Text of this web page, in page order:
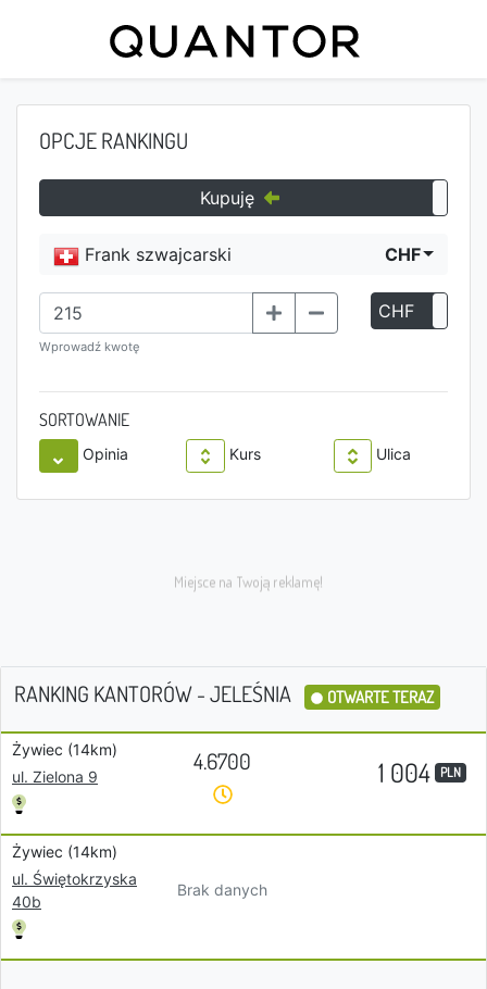
OPCJE RANKINGU
Kupuję
Frank szwajcarski CHF
Wprowadź kwotę
CHF
SORTOWANIE
Opinia Kurs Ulica
RANKING KANTORÓW - JELEŚNIA OTWARTE TERAZ
Żywiec (14km)
ul. Zielona 9
4.6700 1 004 PLN
Żywiec (14km)
ul. Świętokrzyska
40b
Brak danych